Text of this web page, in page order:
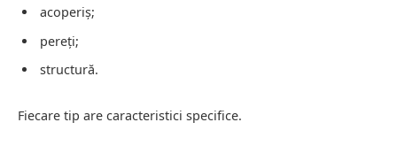
acoperiș;
pereți;
structură.
Fiecare tip are caracteristici specifice.